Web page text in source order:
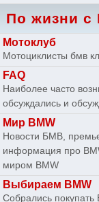
По жизни с
Мотоклуб
Мотоциклисты бмв
FAQ
Наиболее часто
обсуждались и
Мир BMW
Новости БМВ,
информация про
миром BMW
Выбираем BMW
Собрались покупать